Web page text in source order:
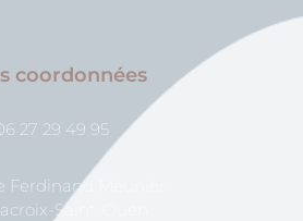
coordonnées
27 29 49 95
Ferdinand Meunier
Saint-Ouen